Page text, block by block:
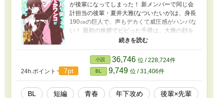
が後輩になってしまった！ 新メンバーで同じ会
計担当の後輩・夏井大雅(なついたいが)は、身長
190㎝の巨人で、声もデカくて威圧感がハンパな
い！ 最初の挨拶でビビった千尋は、大雅の顔を
まともに見られず、避けるようになる。 しか
Kindle作品『地味で平凡な僕ですが、後輩でか
ワンコに懐かれました』の番外編SSです！ 配信
記念に書き下ろしました。 本編・詳細はWebサ
イトよりどうぞ！
24h.ポイント 7pt
小説 36,746 位 / 228,724件
BL 9,749 位 / 31,406件
BL 短編 青春 年下攻め
後輩×先輩